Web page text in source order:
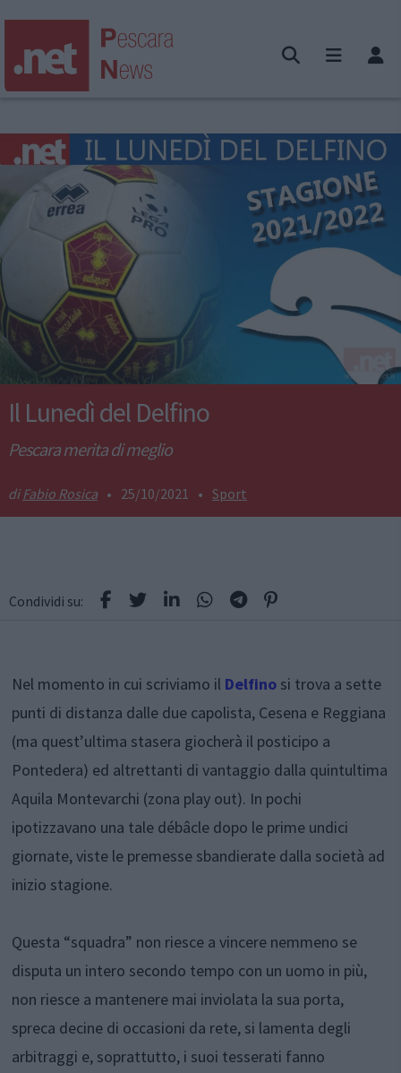
Il Lunedì del Delfino
Pescara merita di meglio
Fabio Rosica • 25/10/2021 • Sport
Condividi su:
Nel momento in cui scriviamo il Delfino si trova a sette
punti di distanza dalle due capolista, Cesena e Reggiana
(ma quest’ultima stasera giocherà il posticipo a
Pontedera) ed altrettanti di vantaggio dalla quintultima
Aquila Montevarchi (zona play out). In pochi
ipotizzavano una tale débâcle dopo le prime undici
giornate, viste le premesse sbandierate dalla società ad
inizio stagione.
Questa “squadra” non riesce a vincere nemmeno se
disputa un intero secondo tempo con un uomo in più,
non riesce a mantenere mai inviolata la sua porta,
spreca decine di occasioni da rete, si lamenta degli
arbitraggi e, soprattutto, i suoi tesserati fanno